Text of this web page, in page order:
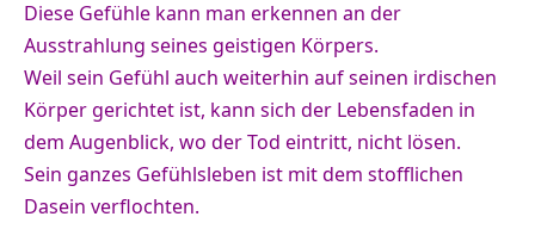
Diese Gefühle kann man erkennen an der
Ausstrahlung seines geistigen Körpers.
Weil sein Gefühl auch weiterhin auf seinen irdischen
Körper gerichtet ist, kann sich der Lebensfaden in
dem Augenblick, wo der Tod eintritt, nicht lösen.
Sein ganzes Gefühlsleben ist mit dem stofflichen
Dasein verflochten.